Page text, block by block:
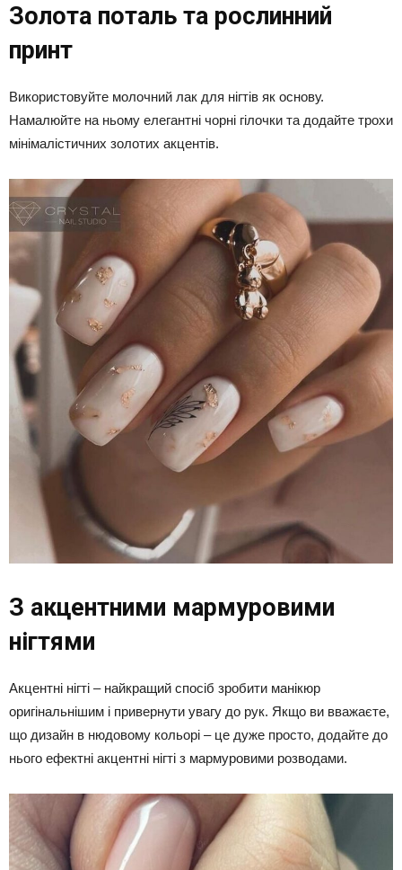
Золота поталь та рослинний
принт
Використовуйте молочний лак для нігтів як основу.
Намалюйте на ньому елегантні чорні гілочки та додайте трохи
мінімалістичних золотих акцентів.
З акцентними мармуровими
нігтями
Акцентні нігті – найкращий спосіб зробити манікюр
оригінальнішим і привернути увагу до рук. Якщо ви вважаєте,
що дизайн в нюдовому кольорі – це дуже просто, додайте до
нього ефектні акцентні нігті з мармуровими розводами.